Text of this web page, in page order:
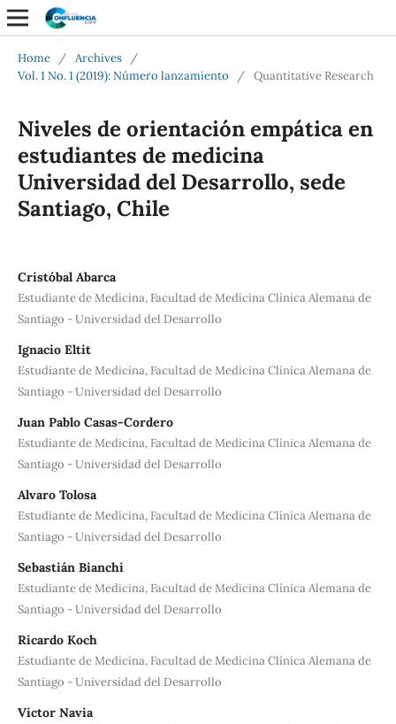
Home / Archives
/
Vol. 1 No. 1 (2019): Número lanzamiento
/ Quantitative Research
Niveles de orientación empática en
estudiantes de medicina
Universidad del Desarrollo, sede
Santiago, Chile
Cristóbal Abarca
Estudiante de Medicina, Facultad de Medicina Clínica Alemana de
Santiago - Universidad del Desarrollo
Ignacio Eltit
Estudiante de Medicina, Facultad de Medicina Clínica Alemana de
Santiago - Universidad del Desarrollo
Juan Pablo Casas-Cordero
Estudiante de Medicina, Facultad de Medicina Clínica Alemana de
Santiago - Universidad del Desarrollo
Alvaro Tolosa
Estudiante de Medicina, Facultad de Medicina Clínica Alemana de
Santiago - Universidad del Desarrollo
Sebastián Bianchi
Estudiante de Medicina, Facultad de Medicina Clínica Alemana de
Santiago - Universidad del Desarrollo
Ricardo Koch
Estudiante de Medicina, Facultad de Medicina Clínica Alemana de
Santiago - Universidad del Desarrollo
Victor Navia